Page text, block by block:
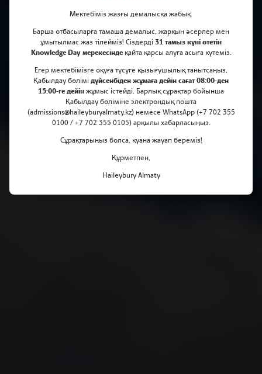
Саймон Миллс мырзамен 30
минут
Мектебіміз жазғы демалысқа жабық.
Барша отбасыларға тамаша демалыс, жарқын әсерлер мен
ұмытылмас жаз тілейміз! Сіздерді 31 тамыз күні өтетін
Knowledge Day мерекесіндеқайта қарсы алуға асыға күтеміз.
Егер мектебімізге оқуға түсуге қызығушылық танытсаңыз,
Қабылдау бөлімі дүйсенбіден жұмаға дейін сағат 08:00-ден
15:00-ге дейін жұмыс істейді. Барлық сұрақтар бойынша
Қабылдау бөліміне электрондық пошта
(admissions@haileyburyalmaty.kz) немесе WhatsApp (+7 702 355
0100 / +7 702 355 0105) арқылы хабарласыңыз.
Сұрақтарыңыз болса, қуана жауап береміз!
Құрметпен,
Haileybury Almaty